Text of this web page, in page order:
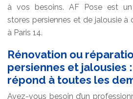
à vos besoins. AF Pose est
stores persiennes et de jalousie à
à Paris 14.
Rénovation ou
persiennes et jalousies :
répond à toutes les
Avez-vous besoin d’un